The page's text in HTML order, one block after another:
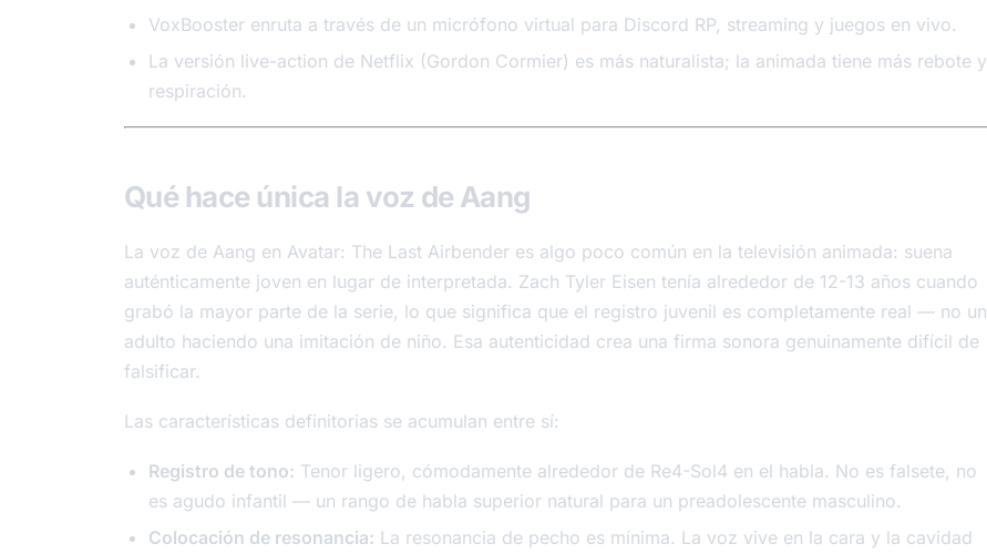
VoxBooster enruta a través de un micrófono virtual para Discord RP, streaming y juegos en vivo.
La versión live-action de Netflix (Gordon Cormier) es más naturalista; la animada tiene más rebote y
respiración.
Qué hace única la voz de Aang
La voz de Aang en Avatar: The Last Airbender es algo poco común en la televisión animada: suena
auténticamente joven en lugar de interpretada. Zach Tyler Eisen tenía alrededor de 12-13 años cuando
grabó la mayor parte de la serie, lo que significa que el registro juvenil es completamente real — no un
adulto haciendo una imitación de niño. Esa autenticidad crea una firma sonora genuinamente difícil de
falsificar.
Las características definitorias se acumulan entre sí:
Registro de tono: Tenor ligero, cómodamente alrededor de Re4-Sol4 en el habla. No es falsete, no
es agudo infantil — un rango de habla superior natural para un preadolescente masculino.
Colocación de resonancia: La resonancia de pecho es mínima. La voz vive en la cara y la cavidad